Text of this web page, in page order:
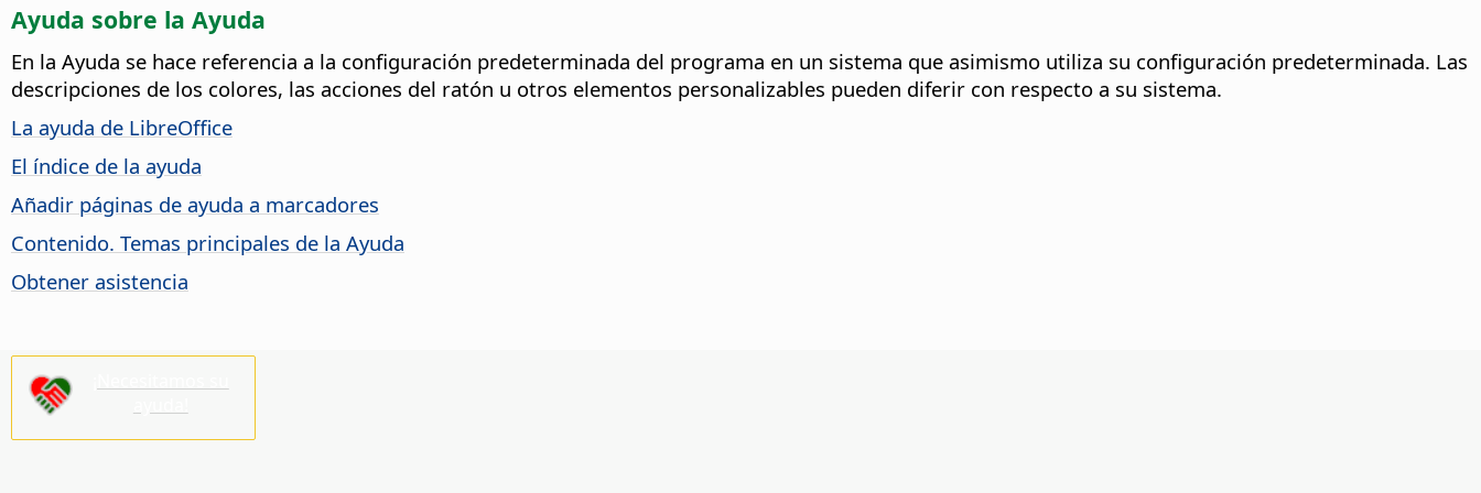
Ayuda sobre la Ayuda
En la Ayuda se hace referencia a la configuración predeterminada del programa en un sistema que asimismo utiliza su configuración predeterminada. Las
descripciones de los colores, las acciones del ratón u otros elementos personalizables pueden diferir con respecto a su sistema.
La ayuda de LibreOffice
El índice de la ayuda
Añadir páginas de ayuda a marcadores
Contenido. Temas principales de la Ayuda
Obtener asistencia